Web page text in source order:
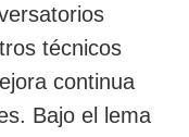
técnicos
continua
Bajo el lema